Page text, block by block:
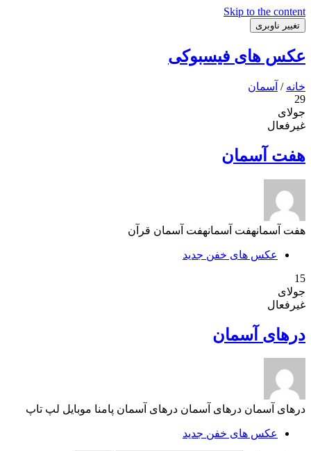
Skip to the content
تغییر ناوبری
عکس های فیسبوکی
خانه / آسمان
29
جولای
غیرفعال
هفت آسمان
هفت آسمانهفت آسمانهفت آسمان قرآن
عکس های خفن جدید
15
جولای
غیرفعال
درهای آسمان
درهای آسمان درهای آسمان درهای آسمان پامنا موبایل لپ تاپ
عکس های خفن جدید